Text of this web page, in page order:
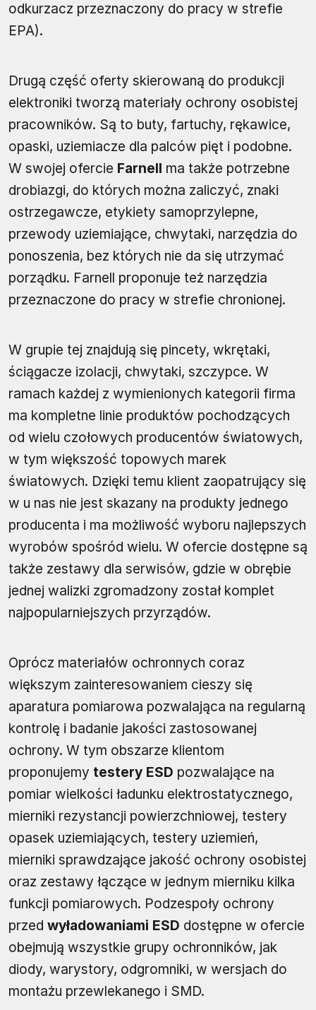
odkurzacz przeznaczony do pracy w strefie
EPA).
Drugą część oferty skierowaną do produkcji
elektroniki tworzą materiały ochrony osobistej
pracowników. Są to buty, fartuchy, rękawice,
opaski, uziemiacze dla palców pięt i podobne.
W swojej ofercie Farnell ma także potrzebne
drobiazgi, do których można zaliczyć, znaki
ostrzegawcze, etykiety samoprzylepne,
przewody uziemiające, chwytaki, narzędzia do
ponoszenia, bez których nie da się utrzymać
porządku. Farnell proponuje też narzędzia
przeznaczone do pracy w strefie chronionej.
W grupie tej znajdują się pincety, wkrętaki,
ściągacze izolacji, chwytaki, szczypce. W
ramach każdej z wymienionych kategorii firma
ma kompletne linie produktów pochodzących
od wielu czołowych producentów światowych,
w tym większość topowych marek
światowych. Dzięki temu klient zaopatrujący się
w u nas nie jest skazany na produkty jednego
producenta i ma możliwość wyboru najlepszych
wyrobów spośród wielu. W ofercie dostępne są
także zestawy dla serwisów, gdzie w obrębie
jednej walizki zgromadzony został komplet
najpopularniejszych przyrządów.
Oprócz materiałów ochronnych coraz
większym zainteresowaniem cieszy się
aparatura pomiarowa pozwalająca na regularną
kontrolę i badanie jakości zastosowanej
ochrony. W tym obszarze klientom
proponujemy testery ESD pozwalające na
pomiar wielkości ładunku elektrostatycznego,
mierniki rezystancji powierzchniowej, testery
opasek uziemiających, testery uziemień,
mierniki sprawdzające jakość ochrony osobistej
oraz zestawy łączące w jednym mierniku kilka
funkcji pomiarowych. Podzespoły ochrony
przed wyładowaniami ESD dostępne w ofercie
obejmują wszystkie grupy ochronników, jak
diody, warystory, odgromniki, w wersjach do
montażu przewlekanego i SMD.